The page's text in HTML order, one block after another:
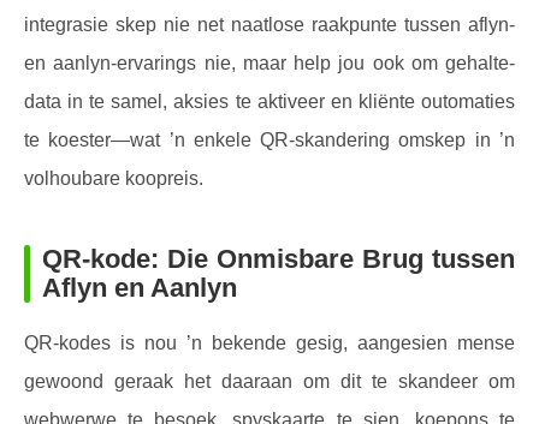
integrasie skep nie net naatlose raakpunte tussen aflyn-
en aanlyn-ervarings nie, maar help jou ook om gehalte-
data in te samel, aksies te aktiveer en kliënte outomaties
te koester—wat ’n enkele QR-skandering omskep in ’n
volhoubare koopreis.
QR-kode: Die Onmisbare Brug tussen
Aflyn en Aanlyn
QR-kodes is nou ’n bekende gesig, aangesien mense
gewoond geraak het daaraan om dit te skandeer om
webwerwe te besoek, spyskaarte te sien, koepons te